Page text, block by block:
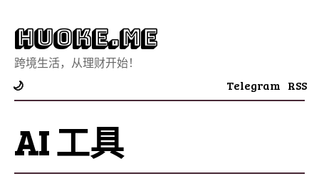
Huoke.Me
跨境生活，从理财开始！
🌙 Telegram RSS
AI 工具